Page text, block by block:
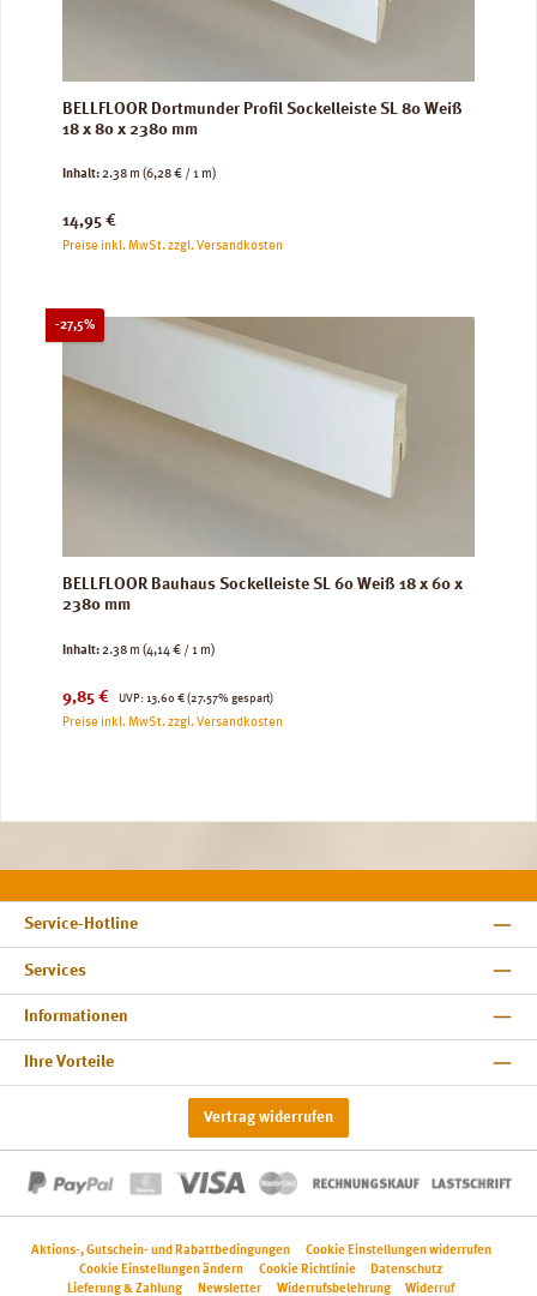
BELLFLOOR Dortmunder Profil Sockelleiste SL 80 Weiß
18 x 80 x 2380 mm
Inhalt:2.38 m (6,28 € / 1 m)
Regulärer Preis:
14,95 €
Preise inkl. MwSt. zzgl. Versandkosten
-27,5%Rabatt
BELLFLOOR Bauhaus Sockelleiste SL 60 Weiß 18 x 60 x
2380 mm
Inhalt:2.38 m (4,14 € / 1 m)
Verkaufspreis:
9,85 € UVP:
Regulärer Preis:
13,60 € (27.57% gespart)
Preise inkl. MwSt. zzgl. Versandkosten
Service-Hotline
Services
Informationen
Ihre Vorteile
Vertrag widerrufen
Aktions-, Gutschein- und Rabattbedingungen
Cookie Einstellungen widerrufen
Cookie Einstellungen ändern
Cookie Richtlinie
Datenschutz
Lieferung & Zahlung
Newsletter Widerrufsbelehrung Widerruf